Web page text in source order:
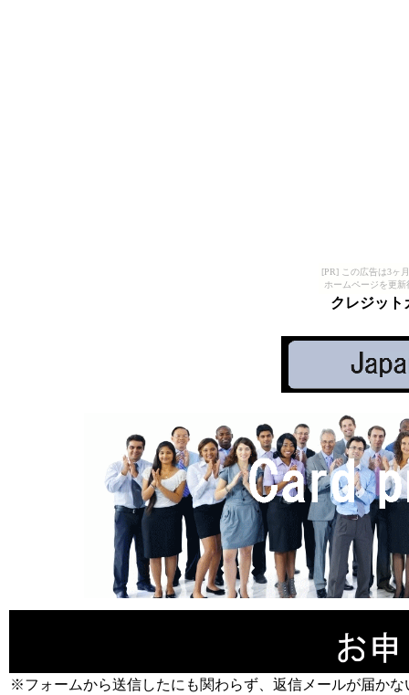
[PR] この広告は3ヶ
ホームページを更
クレジットカ
※フォームから送信したにも関わらず、返信メールが届か